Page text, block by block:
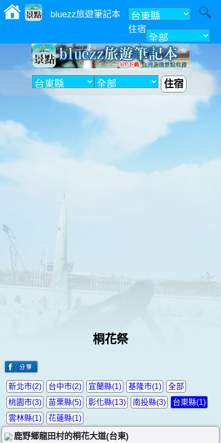
bluezz旅遊筆記本
住宿
附近
住宿
桐花祭
全部
新北市(2) 台中市(2) 宜蘭縣(1)
基隆市(1)
桃園市(3)
苗栗縣(5) 彰化縣(13) 南投縣(3)
台東縣(1)
雲林縣(1)
花蓮縣(1)
鹿野鄉龍田村的桐花大道(台東)